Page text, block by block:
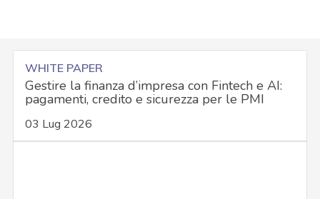
WHITE PAPER
Gestire la finanza d’impresa con Fintech e AI:
pagamenti, credito e sicurezza per le PMI
03 Lug 2026